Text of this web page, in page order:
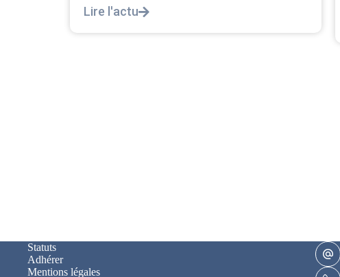
Lire l'actu
Statuts
Adhérer
Mentions légales